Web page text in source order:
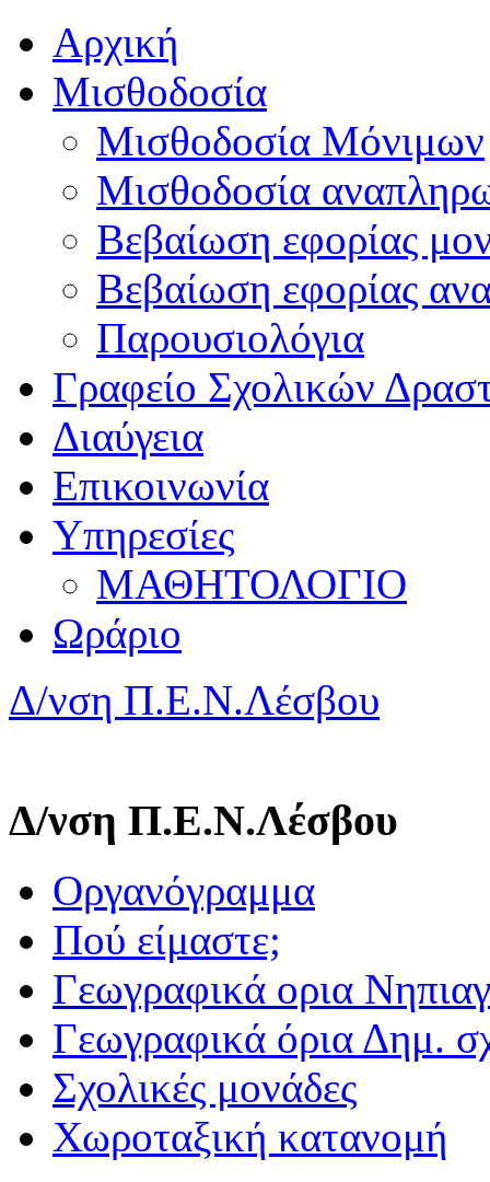
Αρχική
Μισθοδοσία
Μισθοδοσία Μόνιμων
Μισθοδοσία
Βεβαίωση εφορίας
Βεβαίωση εφορίας
Παρουσιολόγια
Γραφείο Σχολικών
Διαύγεια
Επικοινωνία
Υπηρεσίες
ΜΑΘΗΤΟΛΟΓΙΟ
Ωράριο
Δ/νση Π.Ε.Ν.Λέσβου
Δ/νση Π.Ε.Ν.Λέσβου
Οργανόγραμμα
Πού είμαστε;
Γεωγραφικά ορια
Γεωγραφικά όρια Δημ.
Σχολικές μονάδες
Χωροταξική κατανομή